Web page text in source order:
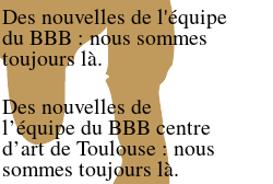
Des nouvelles de l'équipe
du BBB : nous sommes
toujours là.
Des nouvelles de
l’équipe du BBB centre
d’art de Toulouse : nous
sommes toujours là.